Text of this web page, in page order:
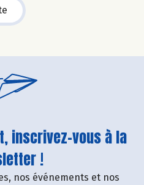
inscrivez-vous à la
!
nos événements et nos